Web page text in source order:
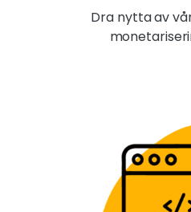
Dra nytta av